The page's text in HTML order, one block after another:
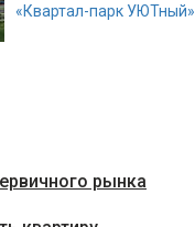
«Квартал-парк УЮТный»
рынка